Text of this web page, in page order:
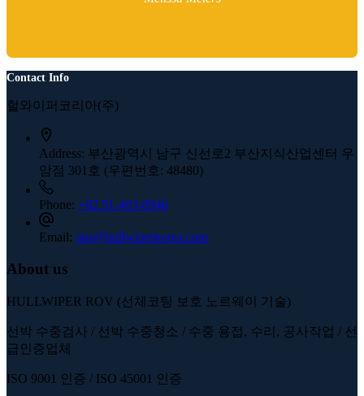
Contact Info
헐와이퍼코리아(주)
Address: 부산광역시 남구 신선로2 부산지식산업센터 우
암점 301호 (우편번호: 48480)
Phone: +82 51-403-8946
Email: ops@hullwiperkorea.com
About us
HULLWIPER ROV (선체코팅 보호 노르웨이 기술)
선박 수중검사 / 선박 수중청소 / 수중 용접, 수리, 공사작업 / 선
급인증업체
ISO 9001 인증 / ISO 45001 인증